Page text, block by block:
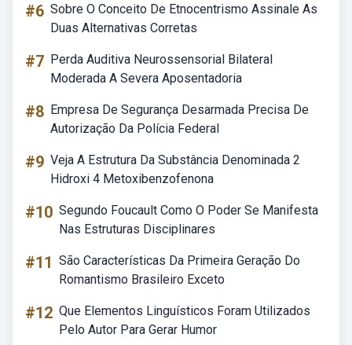
#6 Sobre O Conceito De Etnocentrismo Assinale As
Duas Alternativas Corretas
#7 Perda Auditiva Neurossensorial Bilateral
Moderada A Severa Aposentadoria
#8 Empresa De Segurança Desarmada Precisa De
Autorização Da Polícia Federal
#9 Veja A Estrutura Da Substância Denominada 2
Hidroxi 4 Metoxibenzofenona
#10 Segundo Foucault Como O Poder Se Manifesta
Nas Estruturas Disciplinares
#11 São Características Da Primeira Geração Do
Romantismo Brasileiro Exceto
#12 Que Elementos Linguísticos Foram Utilizados
Pelo Autor Para Gerar Humor